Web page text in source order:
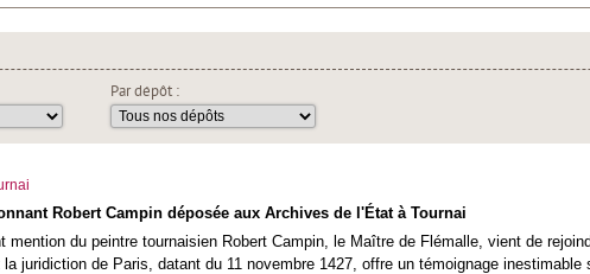
Par dépôt :
Robert Campin déposée aux Archives de l'État à Tournai
mention du peintre tournaisien Robert Campin, le Maître de Flémalle, vient de
juridiction de Paris, datant du 11 novembre 1427, offre un témoignage